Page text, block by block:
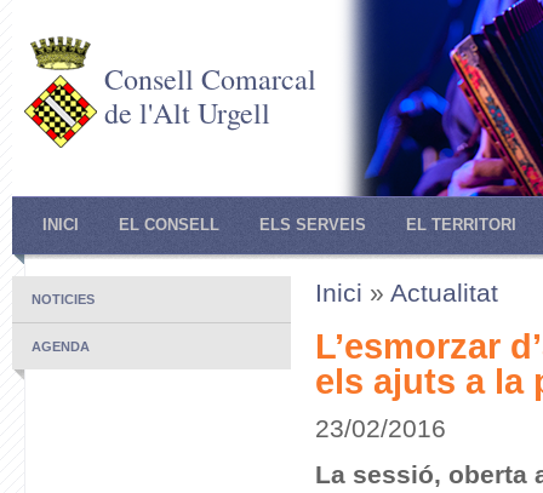
Consell Comarcal
de l'Alt Urgell
INICI EL CONSELL ELS SERVEIS EL TERRITORI
NOTICIES
AGENDA
Inici » Actualitat
L’esmorzar
els ajuts a la
23/02/2016
La sessió, oberta